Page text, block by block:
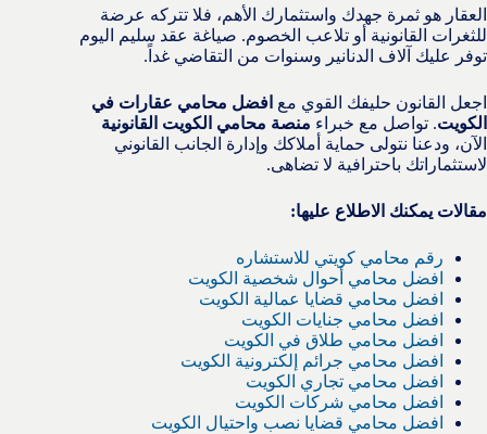
العقار هو ثمرة جهدك واستثمارك الأهم، فلا تتركه عرضة
للثغرات القانونية أو تلاعب الخصوم. صياغة عقد سليم اليوم
توفر عليك آلاف الدنانير وسنوات من التقاضي غداً.
اجعل القانون حليفك القوي مع افضل محامي عقارات في
الكويت. تواصل مع خبراء منصة محامي الكويت القانونية
الآن، ودعنا نتولى حماية أملاكك وإدارة الجانب القانوني
لاستثماراتك باحترافية لا تضاهى.
مقالات يمكنك الاطلاع عليها:
رقم محامي كويتي للاستشاره
افضل محامي أحوال شخصية الكويت
افضل محامي قضايا عمالية الكويت
افضل محامي جنايات الكويت
افضل محامي طلاق في الكويت
افضل محامي جرائم إلكترونية الكويت
افضل محامي تجاري الكويت
افضل محامي شركات الكويت
افضل محامي قضايا نصب واحتيال الكويت